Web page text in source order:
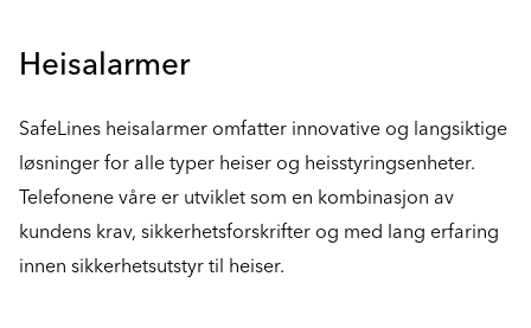
Heisalarmer
SafeLines heisalarmer omfatter innovative og langsiktige
løsninger for alle typer heiser og heisstyringsenheter.
Telefonene våre er utviklet som en kombinasjon av
kundens krav, sikkerhetsforskrifter og med lang erfaring
innen sikkerhetsutstyr til heiser.